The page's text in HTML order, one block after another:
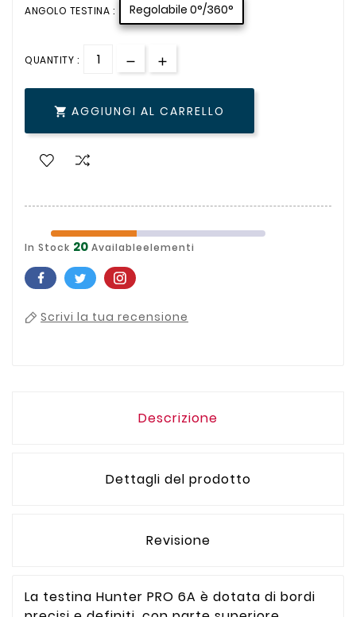
ANGOLO TESTINA : Regolabile 0°/360°
QUANTITY :
 AGGIUNGI AL CARRELLO
In Stock 20 Availableelementi
Scrivi la tua recensione
Descrizione
Dettagli del prodotto
Revisione
La testina Hunter PRO 6A è dotata di bordi